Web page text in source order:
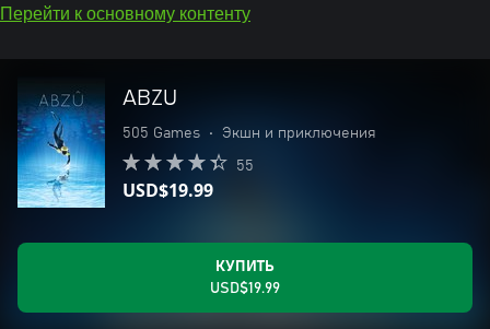
Перейти к основному контенту
ABZU
505 Games • Экшн и приключения
55
USD$19.99
КУПИТЬ
USD$19.99